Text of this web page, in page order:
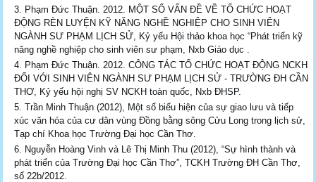
Phạm Đức Thuận. 2012. MỘT SỐ VẤN ĐỀ VỀ TỔ CHỨC HOẠT
ĐỘNG RÈN LUYỆN KỸ NĂNG NGHỀ NGHIỆP CHO SINH VIÊN
NGÀNH SƯ PHẠM LỊCH SỬ, Kỷ yếu Hội thảo khoa học “Phát triển kỹ
năng nghề nghiệp cho sinh viên sư phạm, Nxb Giáo dục .
Phạm Đức Thuận. 2012. CÔNG TÁC TỔ CHỨC HOẠT ĐỘNG NCKH
ĐỐI VỚI SINH VIÊN NGÀNH SƯ PHẠM LỊCH SỬ - TRƯỜNG ĐH CẦN
THƠ, Kỷ yếu hội nghị SV NCKH toàn quốc, Nxb ĐHSP.
Trần Minh Thuận (2012), Một số biểu hiện của sự giao lưu và tiếp
xúc văn hóa của cư dân vùng Đồng bằng sông Cửu Long trong lịch sử,
Tạp chí Khoa học Trường Đại học Cần Thơ.
Nguyễn Hoàng Vinh và Lê Thị Minh Thu (2012), “Sự hình thành và
phát triển của Trường Đại học Cần Thơ”, TCKH Trường ĐH Cần Thơ,
số 22b/2012.